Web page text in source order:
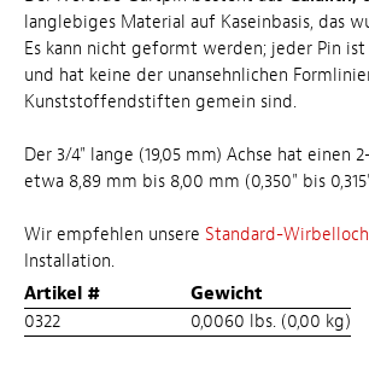
langlebiges Material auf Kaseinbasis, das
Es kann nicht geformt werden; jeder Pin
und hat keine der unansehnlichen
Kunststoffendstiften gemein sind.
Der 3/4" lange (19,05 mm) Achse hat einen
etwa 8,89 mm bis 8,00 mm (0,350" bis
Wir empfehlen unsere Standard-
Installation.
Artikel #
Gewicht
0322
0,0060 lbs. (0,00 kg)